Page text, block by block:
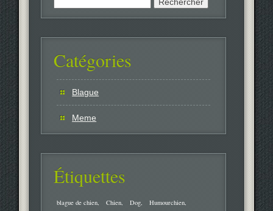
Catégories
Blague
Meme
Étiquettes
blague de chien Chien Dog
Humourchien